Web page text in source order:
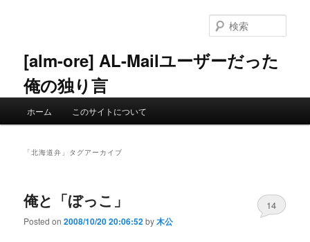
ン
へ
ツ
移
[alm-ore] AL-Mailユーザーだった
俺の独り言
索
ホーム このサイトについて
「北海道弁 」タグアーカイブ
俺と「ぼっこ」
Posted on2008/10/20 20:06:52by木公
14